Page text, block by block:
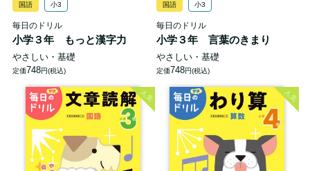
国語 小3
毎日のドリル
小学３年 もっと漢字力
やさしい・基礎
定価748円(税込)
国語 小3
毎日のドリル
小学３年 言葉のきまり
やさしい・基礎
定価748円(税込)
人気 人気